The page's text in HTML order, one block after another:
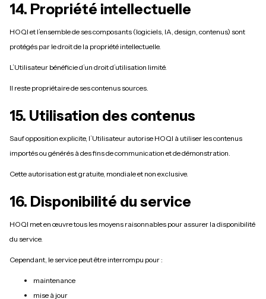
14. Propriété intellectuelle
HOQI et l’ensemble de ses composants (logiciels, IA, design, contenus) sont
protégés par le droit de la propriété intellectuelle.
L’Utilisateur bénéficie d’un droit d’utilisation limité.
Il reste propriétaire de ses contenus sources.
15. Utilisation des contenus
Sauf opposition explicite, l’Utilisateur autorise HOQI à utiliser les contenus
importés ou générés à des fins de communication et de démonstration.
Cette autorisation est gratuite, mondiale et non exclusive.
16. Disponibilité du service
HOQI met en œuvre tous les moyens raisonnables pour assurer la disponibilité
du service.
Cependant, le service peut être interrompu pour :
maintenance
mise à jour